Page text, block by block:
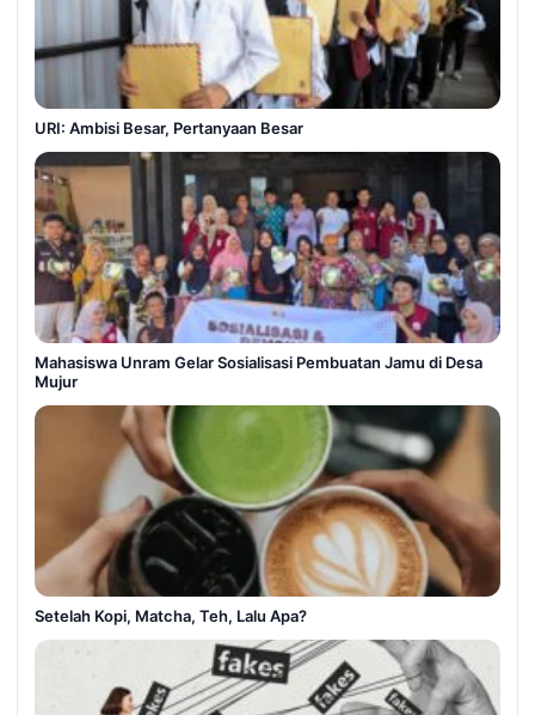
URI: Ambisi Besar, Pertanyaan Besar
Mahasiswa Unram Gelar Sosialisasi Pembuatan Jamu di Desa
Mujur
Setelah Kopi, Matcha, Teh, Lalu Apa?